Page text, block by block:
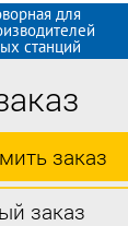
для
станций
заказ
заказ